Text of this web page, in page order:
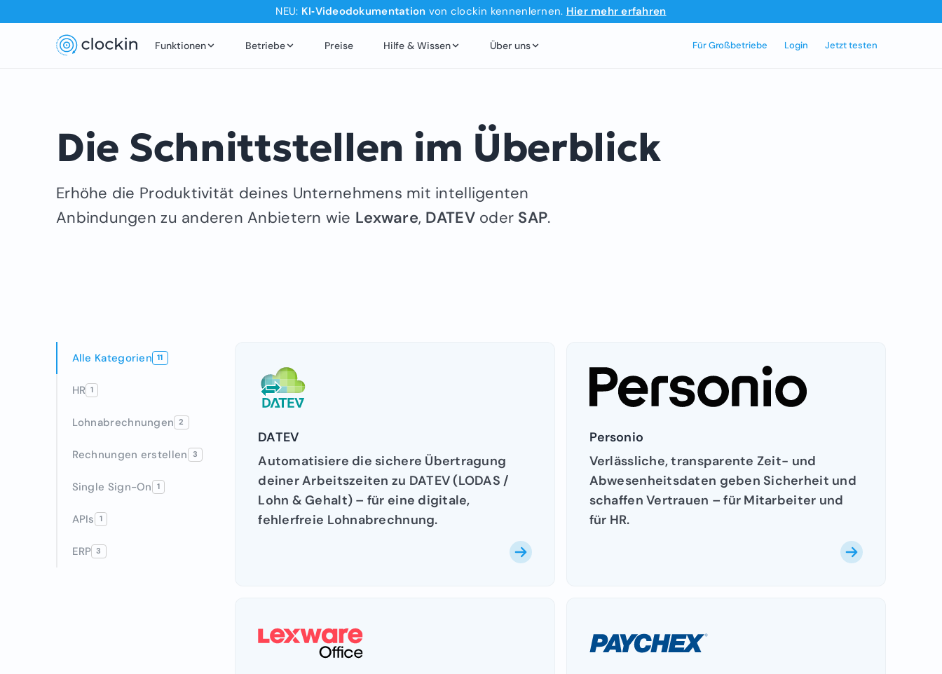
NEU: KI‑Videodokumentation von clockin kennenlernen. Hier mehr erfahren
Funktionen Betriebe Preise Hilfe & Wissen Über uns Für Großbetriebe Login Jetzt testen
Die Schnittstellen im Überblick
Erhöhe die Produktivität deines Unternehmens mit intelligenten
Anbindungen zu anderen Anbietern wie Lexware, DATEVoder SAP.
Alle Kategorien 11
HR 1
Lohnabrechnungen 2
Rechnungen erstellen 3
Single Sign-On 1
APIs 1
ERP 3
DATEV
Automatisiere die sichere Übertragung
deiner Arbeitszeiten zu DATEV (LODAS /
Lohn & Gehalt) – für eine digitale,
fehlerfreie Lohnabrechnung.
Personio
Verlässliche, transparente Zeit- und
Abwesenheitsdaten geben Sicherheit und
schaffen Vertrauen – für Mitarbeiter und
für HR.